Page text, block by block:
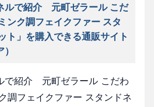
ルで紹介 元町ゼラール こだ
ンク調フェイクファー スタ
ト」を購入できる通販サイト
で紹介 元町ゼラール こだわ
調フェイクファー スタンドネ